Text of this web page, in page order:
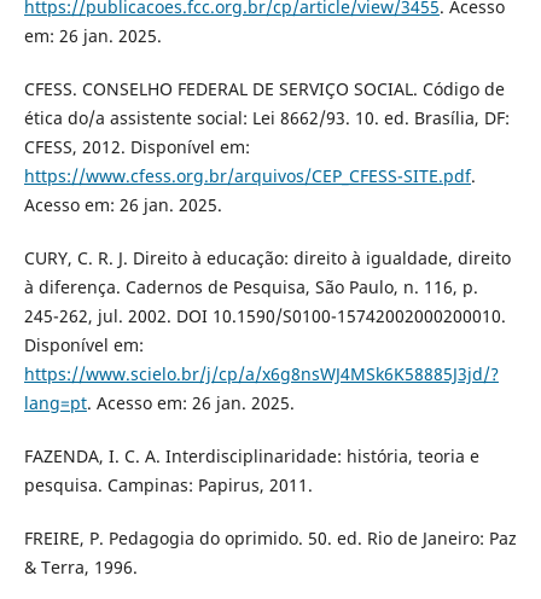
https://publicacoes.fcc.org.br/cp/article/view/3455. Acesso
em: 26 jan. 2025.
CFESS. CONSELHO FEDERAL DE SERVIÇO SOCIAL. Código de
ética do/a assistente social: Lei 8662/93. 10. ed. Brasília, DF:
CFESS, 2012. Disponível em:
https://www.cfess.org.br/arquivos/CEP_CFESS-SITE.pdf.
Acesso em: 26 jan. 2025.
CURY, C. R. J. Direito à educação: direito à igualdade, direito
à diferença. Cadernos de Pesquisa, São Paulo, n. 116, p.
245-262, jul. 2002. DOI 10.1590/S0100-15742002000200010.
Disponível em:
https://www.scielo.br/j/cp/a/x6g8nsWJ4MSk6K58885J3jd/?
lang=pt. Acesso em: 26 jan. 2025.
FAZENDA, I. C. A. Interdisciplinaridade: história, teoria e
pesquisa. Campinas: Papirus, 2011.
FREIRE, P. Pedagogia do oprimido. 50. ed. Rio de Janeiro: Paz
& Terra, 1996.